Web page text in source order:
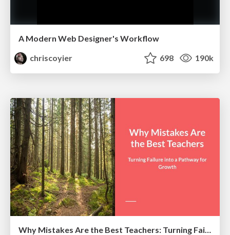
A Modern Web Designer's Workflow
chriscoyier
698 190k
Why Mistakes Are the Best Teachers: Turning Failure into a Pathway for Growth